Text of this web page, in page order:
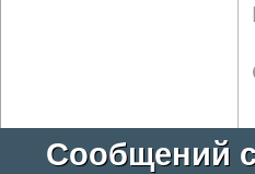
Сообщений